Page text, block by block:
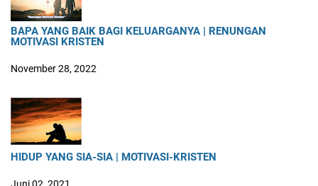
BAPA YANG BAIK BAGI KELUARGANYA | RENUNGAN
MOTIVASI KRISTEN
November 28, 2022
HIDUP YANG SIA-SIA | MOTIVASI-KRISTEN